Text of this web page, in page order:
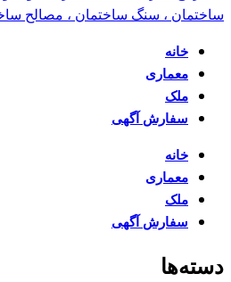
خانه
معماری
ملک
سفارش آگهی
خانه
معماری
ملک
سفارش آگهی
دسته‌ها